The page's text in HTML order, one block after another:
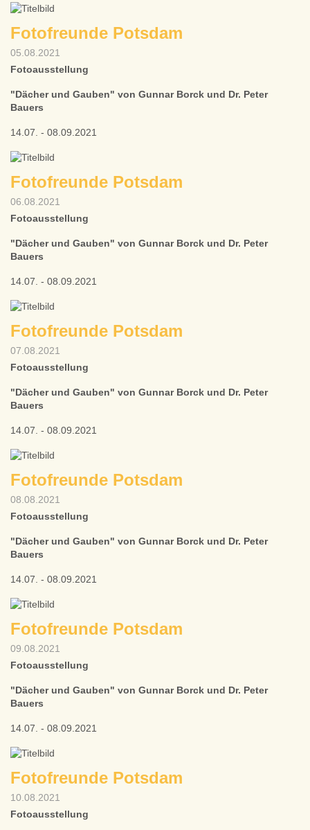
Fotofreunde Potsdam
05.08.2021
Fotoausstellung
"Dächer und Gauben" von Gunnar Borck und Dr. Peter
Bauers
14.07. - 08.09.2021
Fotofreunde Potsdam
06.08.2021
Fotoausstellung
"Dächer und Gauben" von Gunnar Borck und Dr. Peter
Bauers
14.07. - 08.09.2021
Fotofreunde Potsdam
07.08.2021
Fotoausstellung
"Dächer und Gauben" von Gunnar Borck und Dr. Peter
Bauers
14.07. - 08.09.2021
Fotofreunde Potsdam
08.08.2021
Fotoausstellung
"Dächer und Gauben" von Gunnar Borck und Dr. Peter
Bauers
14.07. - 08.09.2021
Fotofreunde Potsdam
09.08.2021
Fotoausstellung
"Dächer und Gauben" von Gunnar Borck und Dr. Peter
Bauers
14.07. - 08.09.2021
Fotofreunde Potsdam
10.08.2021
Fotoausstellung